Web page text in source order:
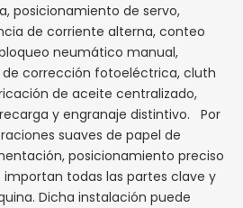
posicionamiento de servo,
de corriente alterna, conteo
neumático manual,
corrección fotoeléctrica, cluth
de aceite centralizado,
y engranaje distintivo. Por
suaves de papel de
posicionamiento preciso
importan todas las partes clave y
Dicha instalación puede